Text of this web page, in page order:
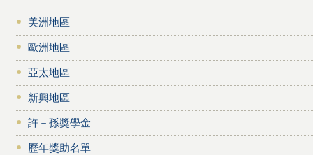
美洲地區
歐洲地區
亞太地區
新興地區
許－孫獎學金
歷年獎助名單